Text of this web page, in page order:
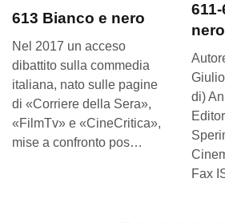
613 Bianco e nero
Nel 2017 un acceso
dibattito sulla commedia
italiana, nato sulle pagine
di «Corriere della Sera»,
«FilmTv» e «CineCritica»,
mise a confronto pos…
nero
di)
Fax